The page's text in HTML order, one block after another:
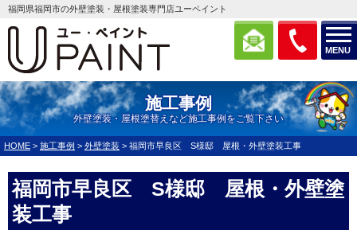
MENU
福岡県福岡市の外壁塗装・屋根塗装専門店ユーペイント
施工事例
外壁塗装・屋根塗替えなど施工事例をご覧下さい
HOME > 施工事例 > 外壁塗装 > 福岡市早良区 S様邸 屋根・外壁塗装工事
福岡市早良区 S様邸 屋根・外壁塗
装工事